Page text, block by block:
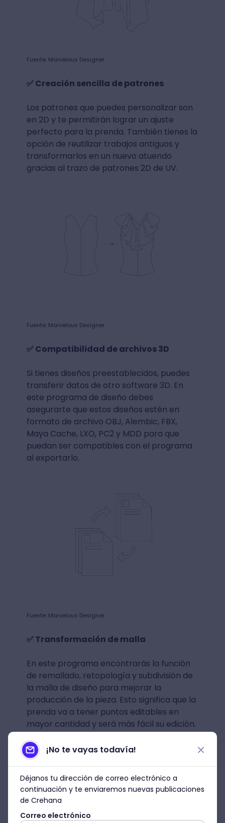
Fuente: Marvelous Designer
✅ Creación sencilla de patrones
Los patrones que puedes personalizar son
en 2D y te permitirán lograr un ajuste
perfecto para la prenda. También tienes la
opción de reutilizar trabajos antiguos y
transformarlos en un nuevo atuendo
gracias al trazo de patrones 2D de UV.
Fuente: Marvelous Designer
✅ Compatibilidad de archivos 3D
Si tienes diseños preestablecidos, puedes
transferir datos de otro software 3D. En
este programa de diseño debes
asegurarte que estos diseños estén en
formato de archivo OBJ, Alembic, FBX,
Maya Cache, LXO, PC2 y MDD para que
puedan ser compatibles con el programa
al exportarlo.
Fuente: Marvelous Designer
✅ Transformación de malla
En este programa encontrarás la función
de remallado, retopología y subdivisión de
la malla de diseño para mejorar la
producción de la pieza. Esto significa que la
prenda va a tener puntos editables en
mayor cantidad y será más fácil su edición.
¡No te vayas todavía!
Déjanos tu dirección de correo electrónico a
continuación y te enviaremos nuevas publicaciones
de Crehana
Correo electrónico